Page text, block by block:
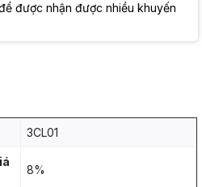
được nhận được nhiều khuyến
3CL01
8%